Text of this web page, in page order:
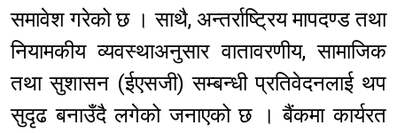
समावेश गरेको छ । साथै, अन्तर्राष्ट्रिय मापदण्ड तथा
नियामकीय व्यवस्थाअनुसार वातावरणीय, सामाजिक
तथा सुशासन (ईएसजी) सम्बन्धी प्रतिवेदनलाई थप
सुदृढ बनाउँदै लगेको जनाएको छ । बैंकमा कार्यरत